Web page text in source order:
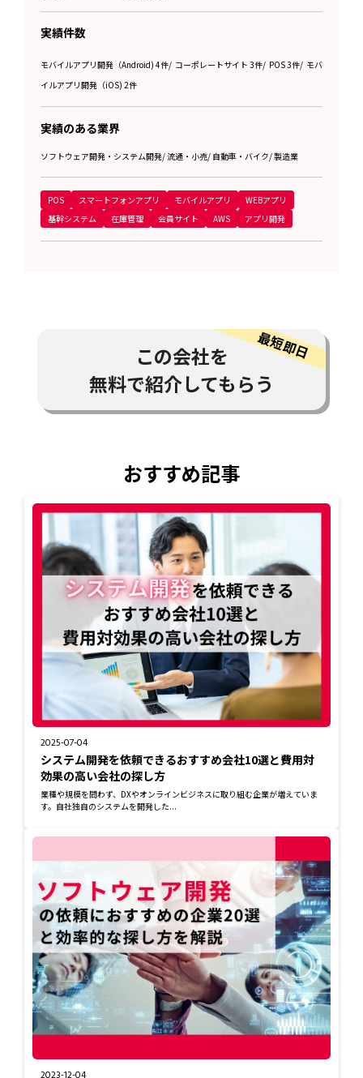
実績件数
モバイルアプリ開発（Android) 4件/ コーポレートサイト 3件/ POS 3件/ モバ
イルアプリ開発（iOS) 2件
実績のある業界
ソフトウェア開発・システム開発/流通・小売/自動車・バイク/製造業
POS スマートフォンアプリ モバイルアプリ
WEBアプリ
基幹システム
在庫管理 会員サイト AWS アプリ開発
この会社を
無料で紹介してもらう
おすすめ記事
2025-07-04
システム開発を依頼できるおすすめ会社10選と費用対
効果の高い会社の探し方
業種や規模を問わず、DXやオンラインビジネスに取り組む企業が増えていま
す。自社独自のシステムを開発した...